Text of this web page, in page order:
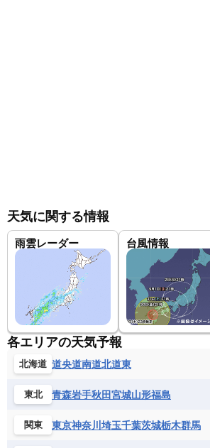
天気に関する情報
雨雲レーダー 台風情報
各エリアの天気予報
北海道 道央道南道北道東
東北 青森岩手秋田宮城山形福島
関東 東京神奈川 埼玉千葉茨城栃木群馬